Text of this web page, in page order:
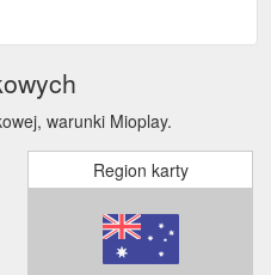
warunki Mioplay.
Region karty